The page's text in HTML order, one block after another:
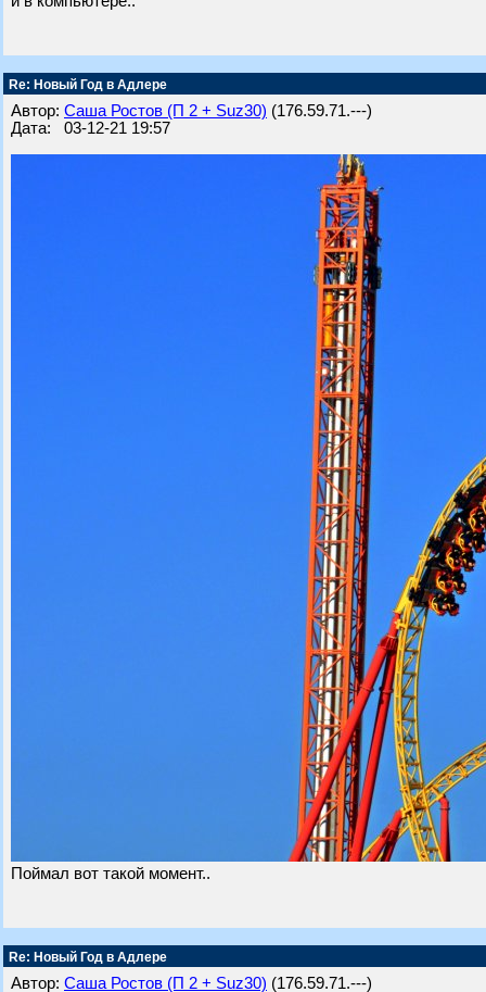
Re: Новый Год в Адлере
Автор: Саша Ростов (П 2 + Suz30) (176.59.71.---)
Дата: 03-12-21 19:57
Поймал вот такой момент..
Re: Новый Год в Адлере
Автор: Саша Ростов (П 2 + Suz30) (176.59.71.---)